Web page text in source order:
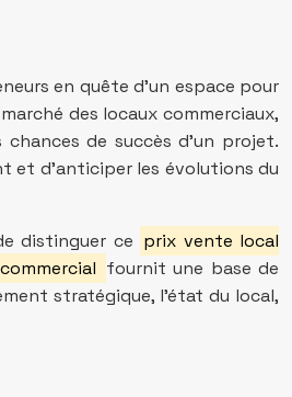
en quête d’un espace pour
des locaux commerciaux,
de succès d’un projet.
et d’anticiper les évolutions du
distinguer ce prix vente local
fournit une base de
stratégique, l’état du local,